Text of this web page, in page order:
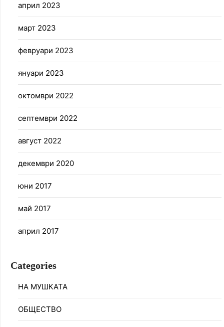
април 2023
март 2023
февруари 2023
януари 2023
октомври 2022
септември 2022
август 2022
декември 2020
юни 2017
май 2017
април 2017
Categories
НА МУШКАТА
ОБЩЕСТВО